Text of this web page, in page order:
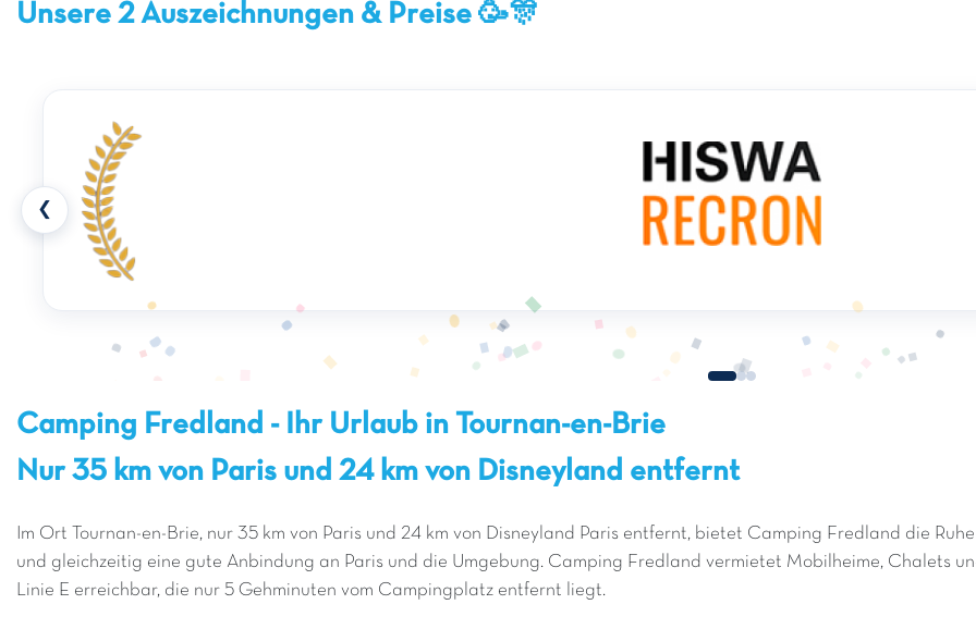
Unsere 2 Auszeichnungen & Preise 🥳🎊
❮
Camping Fredland - Ihr Urlaub in Tournan-en-Brie
Nur 35 km von Paris und 24 km von Disneyland entfernt
Im Ort Tournan-en-Brie, nur 35 km von Paris und 24 km von Disneyland Paris entfernt, bietet Camping Fredland die
und gleichzeitig eine gute Anbindung an Paris und die Umgebung. Camping Fredland vermietet Mobilheime, Chalets
Linie E erreichbar, die nur 5 Gehminuten vom Campingplatz entfernt liegt.